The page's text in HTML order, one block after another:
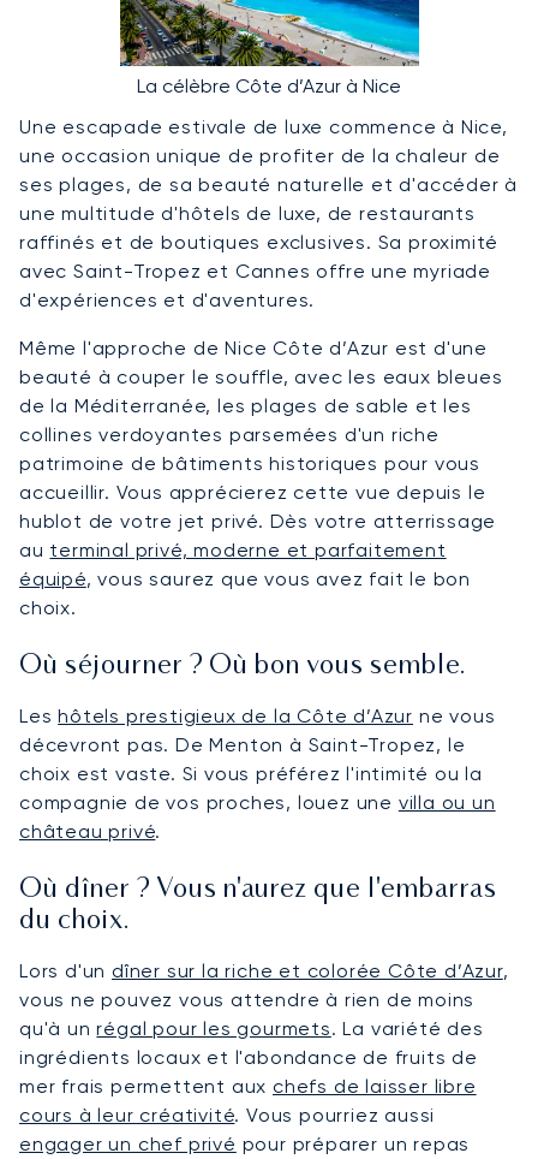
La célèbre Côte d’Azur à Nice
Une escapade estivale de luxe commence à Nice,
une occasion unique de profiter de la chaleur de
ses plages, de sa beauté naturelle et d'accéder à
une multitude d'hôtels de luxe, de restaurants
raffinés et de boutiques exclusives. Sa proximité
avec Saint-Tropez et Cannes offre une myriade
d'expériences et d'aventures.
Même l'approche de Nice Côte d’Azur est d'une
beauté à couper le souffle, avec les eaux bleues
de la Méditerranée, les plages de sable et les
collines verdoyantes parsemées d'un riche
patrimoine de bâtiments historiques pour vous
accueillir. Vous apprécierez cette vue depuis le
hublot de votre jet privé. Dès votre atterrissage
au terminal privé, moderne et parfaitement
équipé, vous saurez que vous avez fait le bon
choix.
Où séjourner ? Où bon vous semble.
Leshôtels prestigieux de la Côte d’Azur ne vous
décevront pas. De Menton à Saint-Tropez, le
choix est vaste. Si vous préférez l'intimité ou la
compagnie de vos proches, louez une villa ou un
château privé.
Où dîner ? Vous n'aurez que l'embarras
du choix.
Lors d'un dîner sur la riche et colorée Côte d’Azur,
vous ne pouvez vous attendre à rien de moins
qu'à unrégal pour les gourmets. La variété des
ingrédients locaux et l'abondance de fruits de
mer frais permettent aux chefs de laisser libre
cours à leur créativité. Vous pourriez aussi
engager un chef privé pour préparer un repas